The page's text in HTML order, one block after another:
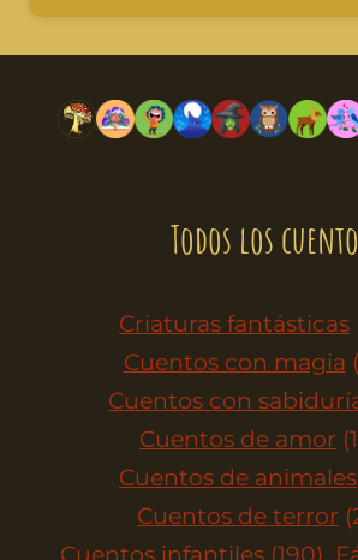
Todos los
Criaturas fantásticas
Cuentos con magia
Cuentos con
Cuentos de amor
Cuentos de animales
Cuentos de terror